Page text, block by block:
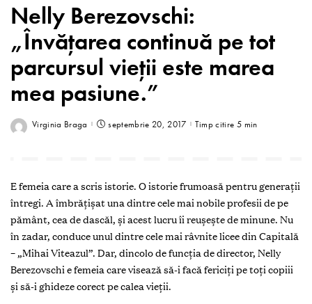
Nelly Berezovschi:
„Învățarea continuă pe tot
parcursul vieții este marea
mea pasiune.”
Virginia Braga septembrie 20, 2017 Timp citire 5 min
E femeia care a scris istorie. O istorie frumoasă pentru generații
întregi. A îmbrățișat una dintre cele mai nobile profesii de pe
pământ, cea de dascăl, și acest lucru îi reușește de minune. Nu
în zadar, conduce unul dintre cele mai râvnite licee din Capitală
– „Mihai Viteazul”. Dar, dincolo de funcția de director, Nelly
Berezovschi e femeia care visează să-i facă fericiți pe toți copiii
și să-i ghideze corect pe calea vieții.